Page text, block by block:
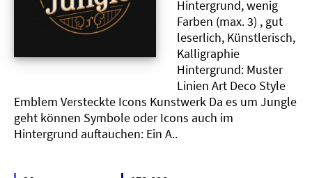
Hintergrund, wenig
Farben (max. 3) , gut
leserlich, Künstlerisch,
Kalligraphie
Hintergrund: Muster
Linien Art Deco Style
Emblem Versteckte Icons Kunstwerk Da es um Jungle
geht können Symbole oder Icons auch im
Hintergrund auftauchen: Ein A..